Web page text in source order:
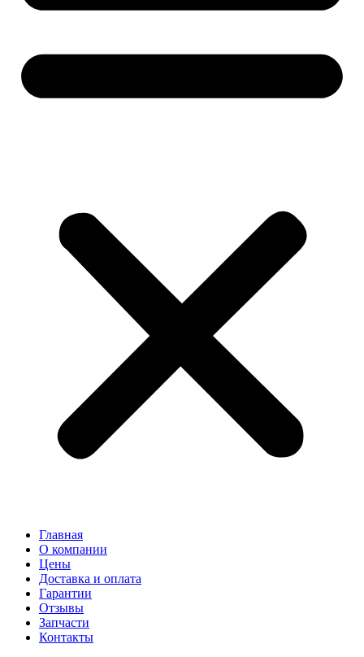
Главная
О компании
Цены
Доставка и оплата
Гарантии
Отзывы
Запчасти
Контакты